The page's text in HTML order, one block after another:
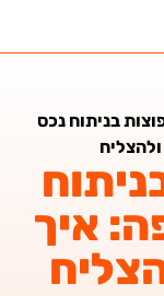
בניתוח נכס
איך